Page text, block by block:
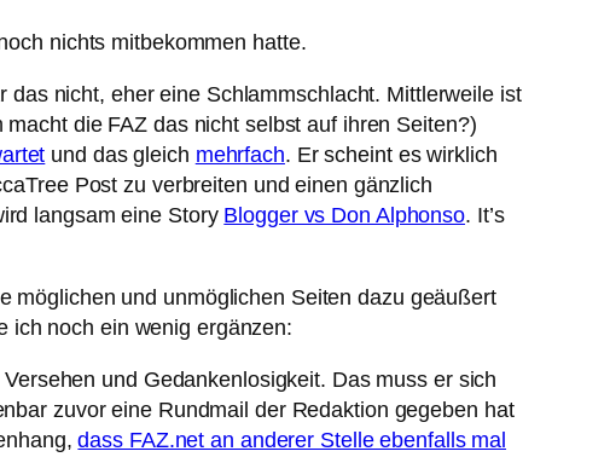
nichts mitbekommen hatte.
nicht, eher eine Schlammschlacht. Mittlerweile ist
die FAZ das nicht selbst auf ihren Seiten?)
und das gleich mehrfach. Er scheint es wirklich
Post zu verbreiten und einen gänzlich
langsam eine Story Blogger vs Don Alphonso. It’s
möglichen und unmöglichen Seiten dazu geäußert
ich noch ein wenig ergänzen:
und Gedankenlosigkeit. Das muss er sich
zuvor eine Rundmail der Redaktion gegeben hat
dass FAZ.net an anderer Stelle ebenfalls mal